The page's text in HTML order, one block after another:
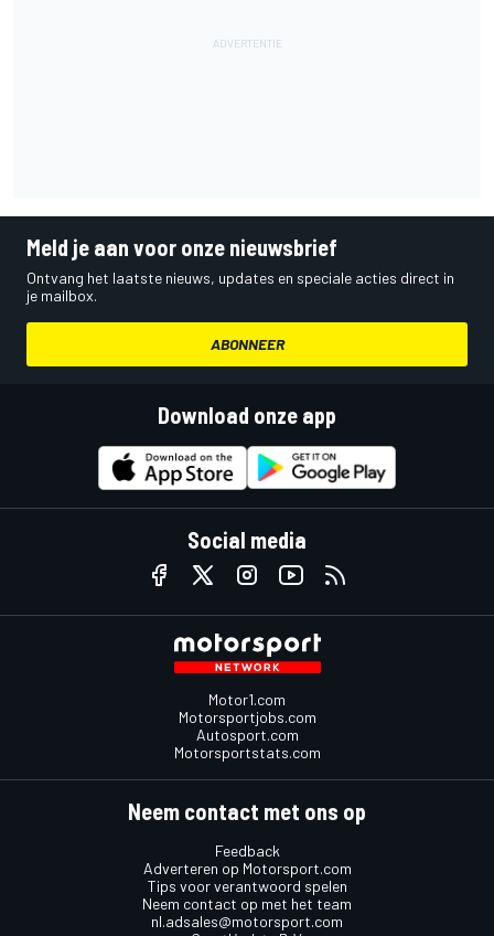
Meld je aan voor onze nieuwsbrief
Ontvang het laatste nieuws, updates en speciale acties direct in
je mailbox.
ABONNEER
Download onze app
Social media
Motor1.com
Motorsportjobs.com
Autosport.com
Motorsportstats.com
Neem contact met ons op
Feedback
Adverteren op Motorsport.com
Tips voor verantwoord spelen
Neem contact op met het team
nl.adsales@motorsport.com